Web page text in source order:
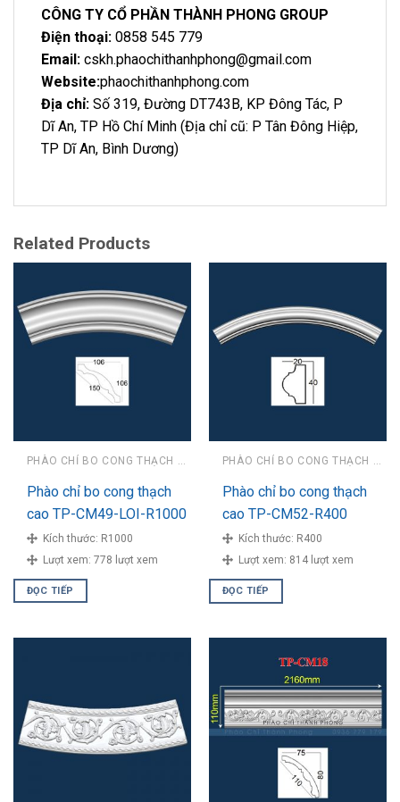
CÔNG TY CỔ PHẦN THÀNH PHONG GROUP
Điện thoại: 0858 545 779
Email: cskh.phaochithanhphong@gmail.com
Website:phaochithanhphong.com
Địa chỉ: Số 319, Đường DT743B, KP Đông Tác, P
Dĩ An, TP Hồ Chí Minh (Địa chỉ cũ: P Tân Đông Hiệp,
TP Dĩ An, Bình Dương)
Related Products
Phào chỉ bo cong thạch
cao TP-CM49-LOI-R1000
Kích thước: R1000
Lượt xem: 778 lượt xem
ĐỌC TIẾP
Phào chỉ bo cong thạch
cao TP-CM52-R400
Kích thước: R400
Lượt xem: 814 lượt xem
ĐỌC TIẾP